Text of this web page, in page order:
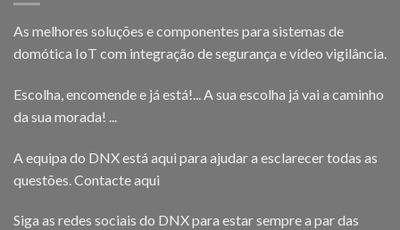
As melhores soluções e componentes para sistemas de
domótica IoT com integração de segurança e vídeo vigilância.
Escolha, encomende e já está!... A sua escolha já vai a caminho
da sua morada! ...
A equipa do DNX está aqui para ajudar a esclarecer todas as
questões. Contacte aqui
Siga as redes sociais do DNX para estar sempre a par das